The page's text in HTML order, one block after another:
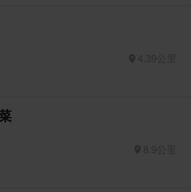
4.39公里